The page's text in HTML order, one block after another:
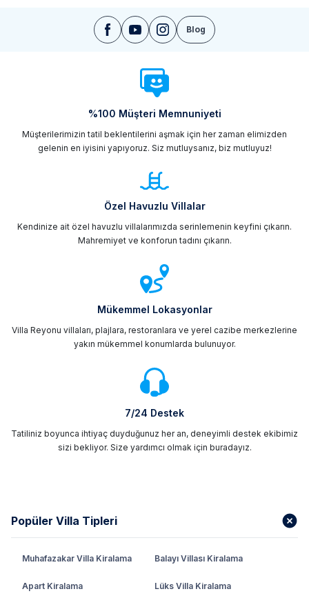
Blog
%100 Müşteri Memnuniyeti
Müşterilerimizin tatil beklentilerini aşmak için her zaman elimizden
gelenin en iyisini yapıyoruz. Siz mutluysanız, biz mutluyuz!
Özel Havuzlu Villalar
Kendinize ait özel havuzlu villalarımızda serinlemenin keyfini çıkarın.
Mahremiyet ve konforun tadını çıkarın.
Mükemmel Lokasyonlar
Villa Reyonu villaları, plajlara, restoranlara ve yerel cazibe merkezlerine
yakın mükemmel konumlarda bulunuyor.
7/24 Destek
Tatiliniz boyunca ihtiyaç duyduğunuz her an, deneyimli destek ekibimiz
sizi bekliyor. Size yardımcı olmak için buradayız.
Popüler Villa Tipleri
Muhafazakar Villa Kiralama Balayı Villası Kiralama
Apart Kiralama Lüks Villa Kiralama